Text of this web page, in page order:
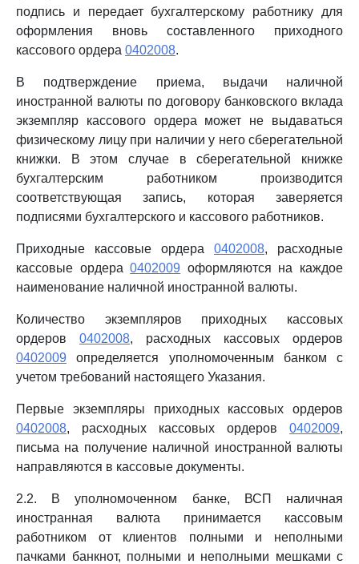
подпись и передает бухгалтерскому работнику для
оформления вновь составленного приходного
кассового ордера 0402008.
В подтверждение приема, выдачи наличной
иностранной валюты по договору банковского вклада
экземпляр кассового ордера может не выдаваться
физическому лицу при наличии у него сберегательной
книжки. В этом случае в сберегательной книжке
бухгалтерским работником производится
соответствующая запись, которая заверяется
подписями бухгалтерского и кассового работников.
Приходные кассовые ордера 0402008, расходные
кассовые ордера0402009 оформляются на каждое
наименование наличной иностранной валюты.
Количество экземпляров приходных кассовых
ордеров 0402008, расходных кассовых ордеров
0402009 определяется уполномоченным банком с
учетом требований настоящего Указания.
Первые экземпляры приходных кассовых ордеров
0402008, расходных кассовых ордеров 0402009,
письма на получение наличной иностранной валюты
направляются в кассовые документы.
2.2. В уполномоченном банке, ВСП наличная
иностранная валюта принимается кассовым
работником от клиентов полными и неполными
пачками банкнот, полными и неполными мешками с